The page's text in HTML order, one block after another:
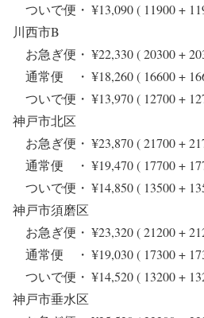
ついで便・ ¥13,090 ( 11900 +
川西市B
お急ぎ便・ ¥22,330 ( 20300 +
通常便 ・ ¥18,260 ( 16600 +
ついで便・ ¥13,970 ( 12700 +
神戸市北区
お急ぎ便・ ¥23,870 ( 21700 +
通常便 ・ ¥19,470 ( 17700 +
ついで便・ ¥14,850 ( 13500 +
神戸市須磨区
お急ぎ便・ ¥23,320 ( 21200 +
通常便 ・ ¥19,030 ( 17300 +
ついで便・ ¥14,520 ( 13200 +
神戸市垂水区